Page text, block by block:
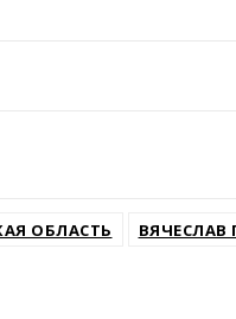
ОБЛАСТЬ ВЯЧЕСЛАВ